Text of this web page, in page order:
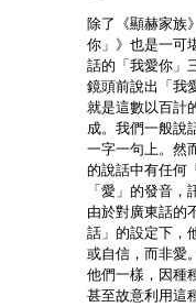
除了《顯赫家族
你」》也是一可
話的「我愛你」
鏡頭前說出「我
就是這數以百計
成。我們一般說
一字一句上。然
的說話中有任何
「愛」的發音，
由於對廣東話的
話」的設定下，
或自信，而非愛
他們一樣，因種
甚至故意利用這